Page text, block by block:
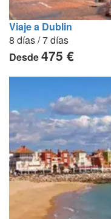
Viaje a Dublin
8 días / 7 días
Desde475 €